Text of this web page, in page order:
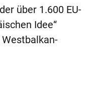
über 1.600 EU-
Idee“